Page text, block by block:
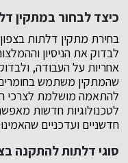
כיצד לבחור במתקין
בחירת מתקין דלתות
לבדוק את הניסיון
אחריות על העבודה,
שהמתקין משתמש בחומרים
להתאמה מושלמת לצרכי
לטכנולוגיות חדשות
חדשניים ועדכניים
סוגי דלתות להתקנה